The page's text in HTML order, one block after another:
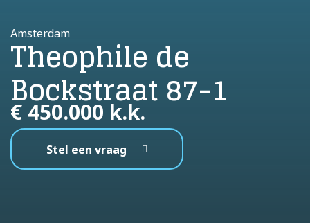
Amsterdam
Theophile de
Bockstraat 87-1
€ 450.000 k.k.
Stel een vraag